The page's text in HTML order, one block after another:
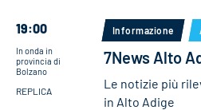
19:00
In onda in
provincia di
Bolzano
REPLICA
Informazione
7News Alto
Le notizie più
in Alto Adige